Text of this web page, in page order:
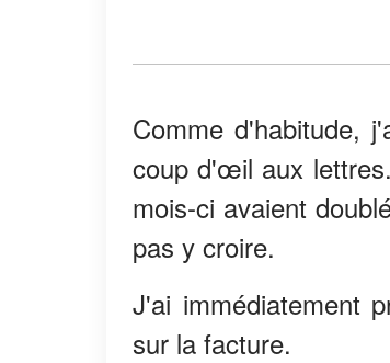
Comme d'habitude,
coup d'œil aux
mois-ci avaient
pas y croire.
J'ai immédiatement
sur la facture.